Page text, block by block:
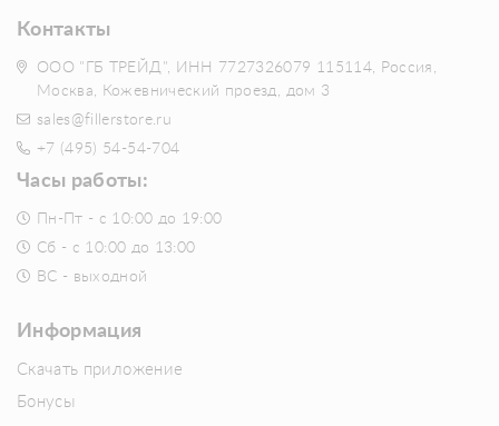
Контакты
ООО "ГБ ТРЕЙД", ИНН 7727326079 115114, Россия,
Москва, Кожевнический проезд, дом 3
sales@fillerstore.ru
+7 (495) 54-54-704
Часы работы:
Пн-Пт - с 10:00 до 19:00
Сб - с 10:00 до 13:00
ВС - выходной
Информация
Скачать приложение
Бонусы